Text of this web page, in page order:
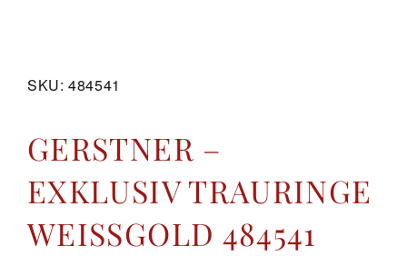
SKU:484541
GERSTNER –
EXKLUSIV TRAURINGE
WEISSGOLD 484541